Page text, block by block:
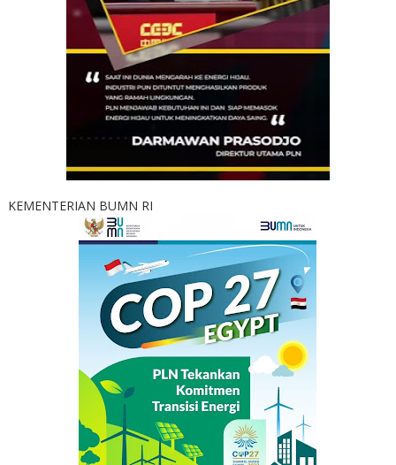
KEMENTERIAN BUMN RI